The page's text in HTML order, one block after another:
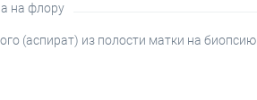
на флору
(аспират) из полости матки на биопсию